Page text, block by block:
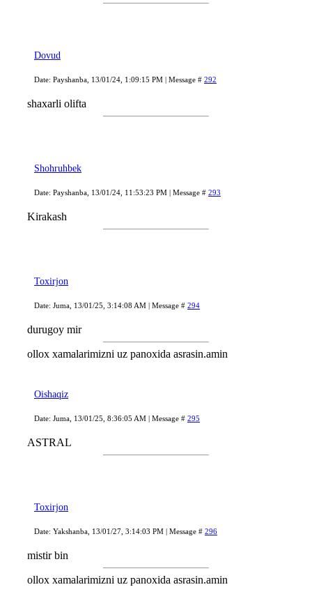
Dovud
Date: Payshanba, 13/01/24, 1:09:15 PM | Message # 292
shaxarli olifta
Shohruhbek
Date: Payshanba, 13/01/24, 11:53:23 PM | Message # 293
Kirakash
Toxirjon
Date: Juma, 13/01/25, 3:14:08 AM | Message # 294
durugoy mir
ollox xamalarimizni uz panoxida asrasin.amin
Oishaqiz
Date: Juma, 13/01/25, 8:36:05 AM | Message # 295
ASTRAL
Toxirjon
Date: Yakshanba, 13/01/27, 3:14:03 PM | Message # 296
mistir bin
ollox xamalarimizni uz panoxida asrasin.amin